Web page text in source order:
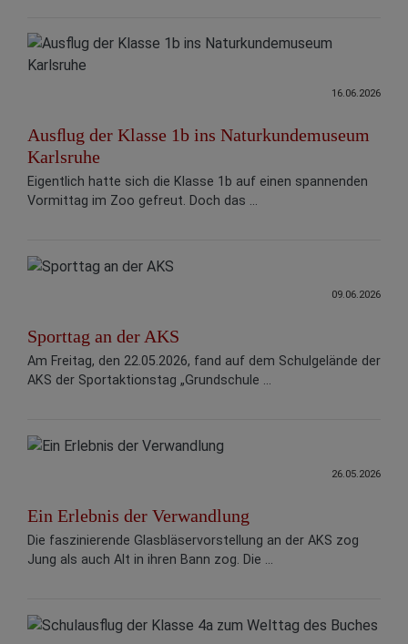
16.06.2026
Ausﬂug der Klasse 1b ins Naturkundemuseum
Karlsruhe
Eigentlich hatte sich die Klasse 1b auf einen spannenden
Vormittag im Zoo gefreut. Doch das ...
09.06.2026
Sporttag an der AKS
Am Freitag, den 22.05.2026, fand auf dem Schulgelände der
AKS der Sportaktionstag „Grundschule ...
26.05.2026
Ein Erlebnis der Verwandlung
Die faszinierende Glasbläservorstellung an der AKS zog
Jung als auch Alt in ihren Bann zog. Die ...